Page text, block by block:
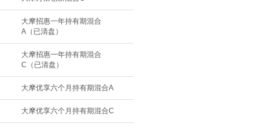
大摩招惠一年持有期混合
A（已清盘）
大摩招惠一年持有期混合
C（已清盘）
大摩优享六个月持有期混合A
大摩优享六个月持有期混合C